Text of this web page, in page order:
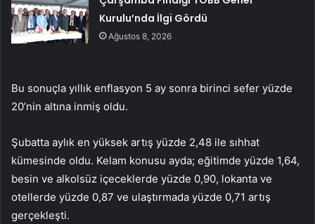
Kurulu’nda İlgi Gördü
Ağustos 8, 2026
Bu sonuçla yıllık enflasyon 5 ay sonra birinci sefer yüzde
20’nin altına inmiş oldu.
Şubatta aylık en yüksek artış yüzde 2,48 ile sıhhat
kümesinde oldu. Kelam konusu ayda; eğitimde yüzde 1,64,
besin ve alkolsüz içeceklerde yüzde 0,90, lokanta ve
otellerde yüzde 0,87 ve ulaştırmada yüzde 0,71 artış
gerçekleşti.